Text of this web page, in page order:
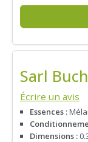
Sarl
Écrire un avis
Essences :
Dimensions :